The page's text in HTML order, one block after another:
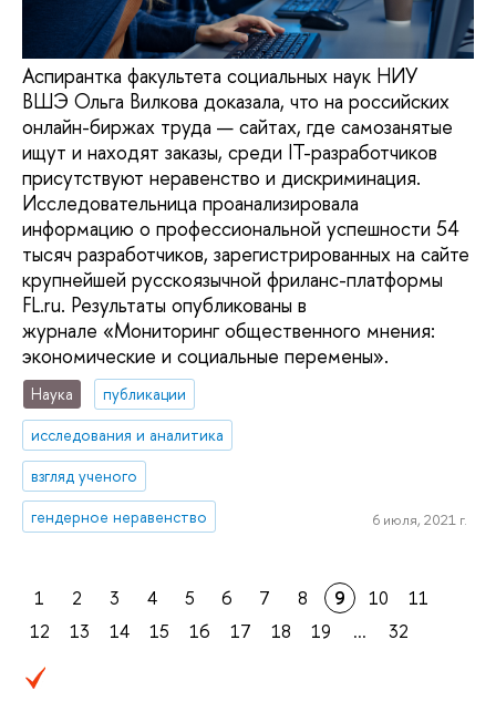
Аспирантка факультета социальных наук НИУ
ВШЭ Ольга Вилкова доказала, что на российских
онлайн-биржах труда — сайтах, где самозанятые
ищут и находят заказы, среди IT-разработчиков
присутствуют неравенство и дискриминация.
Исследовательница проанализировала
информацию о профессиональной успешности 54
тысяч разработчиков, зарегистрированных на сайте
крупнейшей русскоязычной фриланс-платформы
FL.ru. Результаты опубликованы в
журнале «Мониторинг общественного мнения:
экономические и социальные перемены».
Наука
публикации
исследования и аналитика
взгляд ученого
гендерное неравенство
6 июля, 2021 г.
1 2 3 4 5 6 7 8 9 10
11
12
13 14 15 16 17 18 19 ... 32